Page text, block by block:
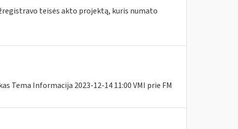
teisės akto projektą, kuris numato
Tema Informacija 2023-12-14 11:00 VMI prie FM